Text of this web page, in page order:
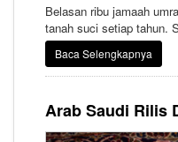
Belasan ribu jamaah
tanah suci setiap tahun.
jemaah umrah mencapai
Baca Selengkapnya